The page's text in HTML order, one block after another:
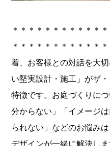
＊＊＊＊＊＊＊＊＊＊＊
＊＊＊＊＊＊＊＊＊＊＊
着、お客様との対話を大
い堅実設計・施工」がザ
特徴です。お庭づくりに
分からない」「イメージ
られない」などのお悩み
デザインが一緒に解決し